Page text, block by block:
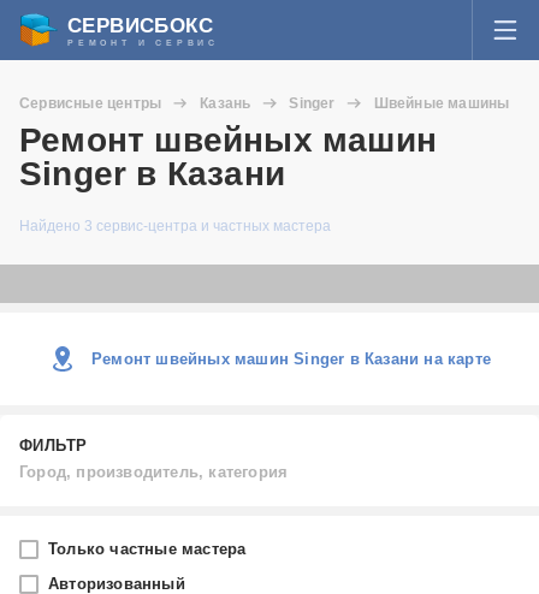
СЕРВИСБОКС
РЕМОНТ И СЕРВИС
Я забыл пароль
СЕРВИСЫ И МАСТЕРА
ЗАДАТЬ ВОПРОС МАСТЕРАМ
Сервисные центры Казань Singer Швейные машины
Ремонт швейных машин
Singer в Казани
Найдено 3 сервис-центра и частных мастера
Ремонт швейных машин Singer в Казани на карте
ФИЛЬТР
Город, производитель, категория
Казань
Только частные мастера
Авторизованный